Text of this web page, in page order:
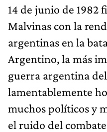
14 de junio de 1982
Malvinas con la
argentinas en la
Argentino, la más
guerra argentina
lamentablemente
muchos políticos y
el ruido del